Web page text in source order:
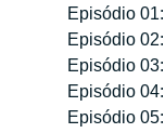
Episódio 01:
Episódio 02:
Episódio 03:
Episódio 04:
Episódio 05: